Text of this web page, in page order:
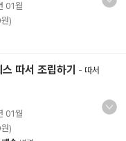
01월
)
따서 조립하기 - 따서
01월
)